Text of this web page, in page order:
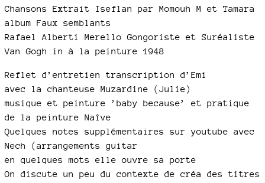
Chansons Extrait Iseflan par Momouh M et Tamara
album Faux semblants
Rafael Alberti Merello Gongoriste et Suréaliste
Van Gogh in à la peinture 1948
Reflet d’entretien transcription d’Emi
avec la chanteuse Muzardine (Julie)
musique et peinture ’baby because’ et pratique
de la peinture Naîve
Quelques notes supplémentaires sur youtube avec
Nech (arrangements guitar
en quelques mots elle ouvre sa porte
On discute un peu du contexte de créa des titres